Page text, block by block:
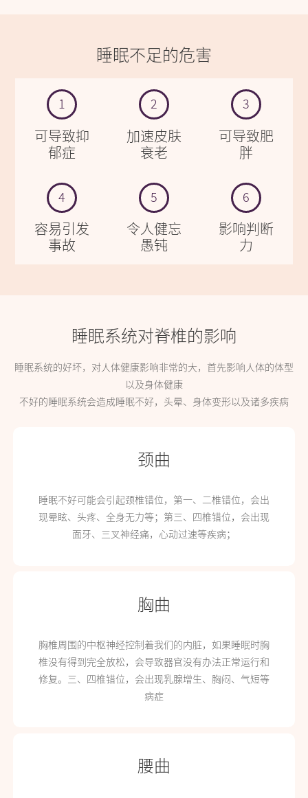
睡眠不足的危害
1
可导致抑
郁症
2
加速皮肤
衰老
3
可导致肥
胖
4
容易引发
事故
5
令人健忘
愚钝
6
影响判断
力
睡眠系统对脊椎的影响
睡眠系统的好坏，对人体健康影响非常的大，首先影响人体的体型
以及身体健康
不好的睡眠系统会造成睡眠不好，头晕、身体变形以及诸多疾病
颈曲
睡眠不好可能会引起颈椎错位，第一、二椎错位，会出
现晕眩、头疼、全身无力等；第三、四椎错位，会出现
面牙、三叉神经痛，心动过速等疾病；
胸曲
胸椎周围的中枢神经控制着我们的内脏，如果睡眠时胸
椎没有得到完全放松，会导致器官没有办法正常运行和
修复。三、四椎错位，会出现乳腺增生、胸闷、气短等
病症
腰曲